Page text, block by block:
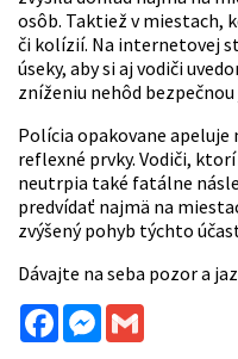
osôb. Taktiež v miestach,
či kolízií. Na internetovej
úseky, aby si aj vodiči
zníženiu nehôd bezpečnou
Polícia opakovane apeluje
reflexné prvky. Vodiči,
neutrpia také fatálne
predvídať najmä na
zvýšený pohyb týchto
Dávajte na seba pozor a
FacebookMessenger